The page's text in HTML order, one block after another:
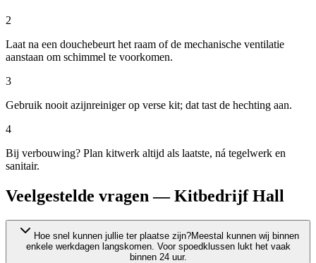
2
Laat na een douchebeurt het raam of de mechanische ventilatie
aanstaan om schimmel te voorkomen.
3
Gebruik nooit azijnreiniger op verse kit; dat tast de hechting aan.
4
Bij verbouwing? Plan kitwerk altijd als laatste, ná tegelwerk en
sanitair.
Veelgestelde vragen — Kitbedrijf Hall
Hoe snel kunnen jullie ter plaatse zijn?Meestal kunnen wij binnen
enkele werkdagen langskomen. Voor spoedklussen lukt het vaak
binnen 24 uur.